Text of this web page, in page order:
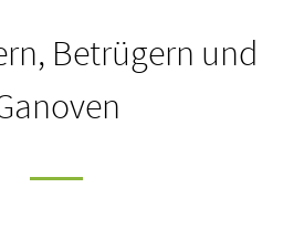
Betrügern und